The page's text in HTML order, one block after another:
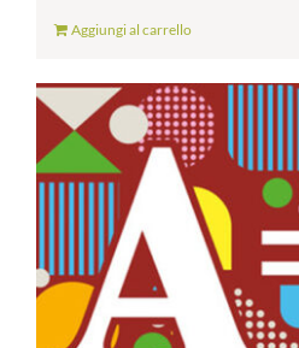
Aggiungi al carrello